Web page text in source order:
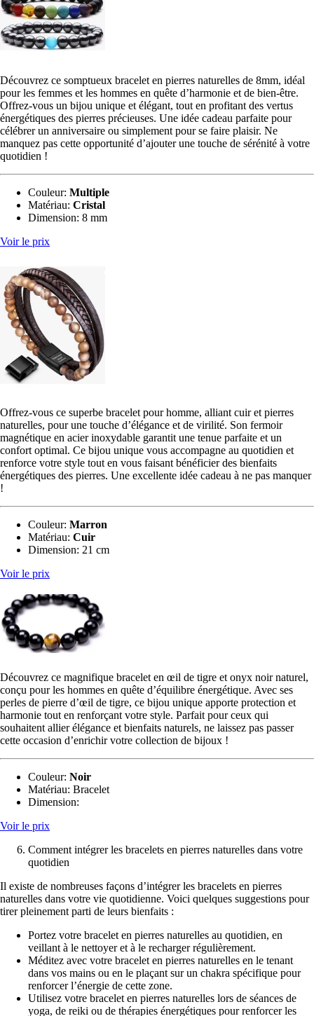
Découvrez ce somptueux bracelet en pierres naturelles de 8mm, idéal
pour les femmes et les hommes en quête d’harmonie et de bien-être.
Offrez-vous un bijou unique et élégant, tout en profitant des vertus
énergétiques des pierres précieuses. Une idée cadeau parfaite pour
célébrer un anniversaire ou simplement pour se faire plaisir. Ne
manquez pas cette opportunité d’ajouter une touche de sérénité à votre
quotidien !
Couleur: Multiple
Matériau: ‎Cristal
Dimension: 8 mm
Voir le prix
Offrez-vous ce superbe bracelet pour homme, alliant cuir et pierres
naturelles, pour une touche d’élégance et de virilité. Son fermoir
magnétique en acier inoxydable garantit une tenue parfaite et un
confort optimal. Ce bijou unique vous accompagne au quotidien et
renforce votre style tout en vous faisant bénéficier des bienfaits
énergétiques des pierres. Une excellente idée cadeau à ne pas manquer
!
Couleur: Marron
Matériau: ‎Cuir
Dimension: ‎‎21 cm
Voir le prix
Découvrez ce magnifique bracelet en œil de tigre et onyx noir naturel,
conçu pour les hommes en quête d’équilibre énergétique. Avec ses
perles de pierre d’œil de tigre, ce bijou unique apporte protection et
harmonie tout en renforçant votre style. Parfait pour ceux qui
souhaitent allier élégance et bienfaits naturels, ne laissez pas passer
cette occasion d’enrichir votre collection de bijoux !
Couleur: Noir
Matériau: ‎Bracelet
Dimension:
Voir le prix
Comment intégrer les bracelets en pierres naturelles dans votre
quotidien
Il existe de nombreuses façons d’intégrer les bracelets en pierres
naturelles dans votre vie quotidienne. Voici quelques suggestions pour
tirer pleinement parti de leurs bienfaits :
Portez votre bracelet en pierres naturelles au quotidien, en
veillant à le nettoyer et à le recharger régulièrement.
Méditez avec votre bracelet en pierres naturelles en le tenant
dans vos mains ou en le plaçant sur un chakra spécifique pour
renforcer l’énergie de cette zone.
Utilisez votre bracelet en pierres naturelles lors de séances de
yoga, de reiki ou de thérapies énergétiques pour renforcer les